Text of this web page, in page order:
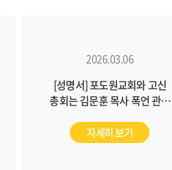
2026.03.06
[성명서] 포도원교회와 고신
총회는 김문훈 목사 폭언 관련
규명과 피해자 회복 조치를 통해
근본적인 문제 해결에 나서야
자세히 보기